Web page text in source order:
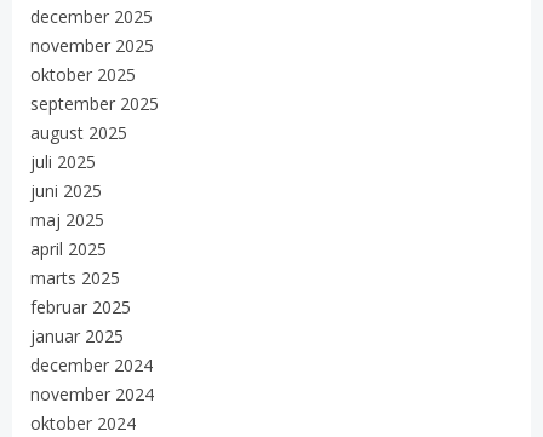
december 2025
november 2025
oktober 2025
september 2025
august 2025
juli 2025
juni 2025
maj 2025
april 2025
marts 2025
februar 2025
januar 2025
december 2024
november 2024
oktober 2024